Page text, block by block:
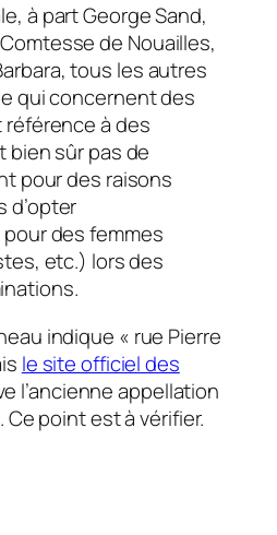
à part George Sand,
de Nouailles,
tous les autres
qui concernent des
à des
bien sûr pas de
pour des raisons
d’opter
des femmes
etc.) lors des
indique « rue Pierre
le site officiel des
l’ancienne appellation
Ce point est à vérifier.